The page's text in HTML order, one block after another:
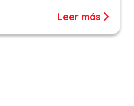
Leer más